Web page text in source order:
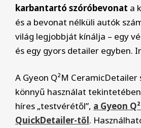
karbantartó szóróbevonat a
és a bevonat nélküli autók
világ legjobbját kínálja – egy
és egy gyors detailer egyben.
A Gyeon Q²M
könnyű használat
híres „testvérétől”, a Gyeon
QuickDetailer-től.